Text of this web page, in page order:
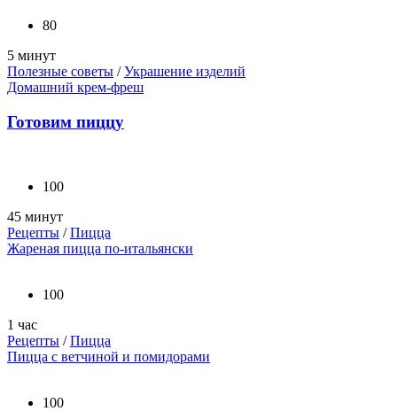
80
5 минут
Полезные советы /Украшение изделий
Домашний крем-фреш
Готовим пиццу
100
45 минут
Рецепты /Пицца
Жареная пицца по-итальянски
100
1 час
Рецепты /Пицца
Пицца с ветчиной и помидорами
100